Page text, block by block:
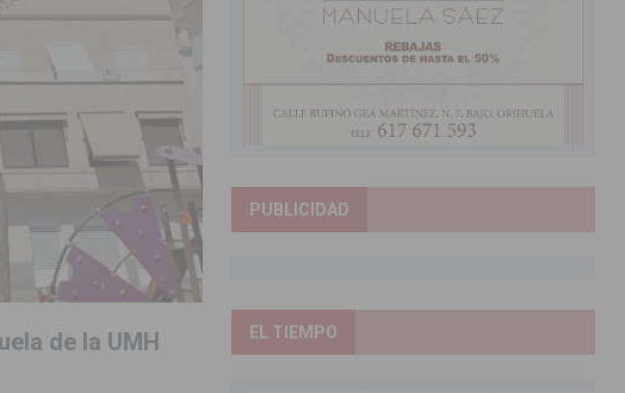
de la UMH
PUBLICIDAD
EL TIEMPO